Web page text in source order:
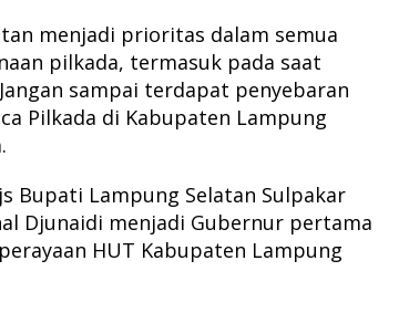
menjadi prioritas dalam semua
pilkada, termasuk pada saat
sampai terdapat penyebaran
Pilkada di Kabupaten Lampung
Bupati Lampung Selatan Sulpakar
Djunaidi menjadi Gubernur pertama
HUT Kabupaten Lampung